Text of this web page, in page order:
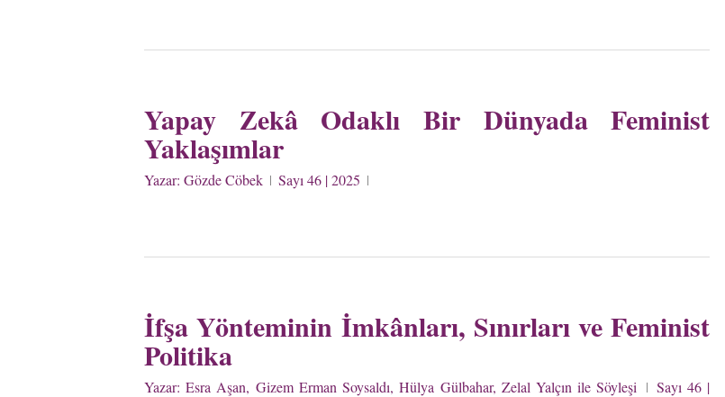
Yapay Zekâ Odaklı Bir Dünyada Feminist
Yaklaşımlar
Yazar:Gözde Cöbek Sayı 46 | 2025
İfşa Yönteminin İmkânları, Sınırları ve Feminist
Politika
Yazar:Esra Aşan, Gizem Erman Soysaldı, Hülya Gülbahar, Zelal Yalçın ile Söyleşi
Sayı 46 |